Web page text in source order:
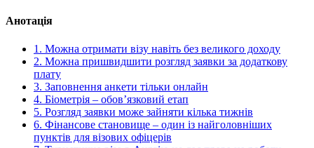
Анотація
1. Можна отримати візу навіть без великого доходу
2. Можна пришвидшити розгляд заявки за додаткову
плату
3. Заповнення анкети тільки онлайн
4. Біометрія – обов’язковий етап
5. Розгляд заявки може зайняти кілька тижнів
6. Фінансове становище – один із найголовніших
пунктів для візових офіцерів